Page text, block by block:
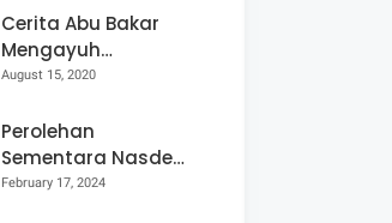
Cerita Abu Bakar
Mengayuh
Sepedanya Selama
Menggelorakan
Kemerdekaan
August 15, 2020
Perolehan
Sementara Nasdem
Lobar Tertinggi,
February 17, 2024